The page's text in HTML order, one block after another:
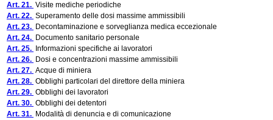
Art. 21. Visite mediche periodiche
Art. 22. Superamento delle dosi massime ammissibili
Art. 23. Decontaminazione e sorveglianza medica eccezionale
Art. 24. Documento sanitario personale
Art. 25.
Informazioni specifiche ai lavoratori
Art. 26. Dosi e concentrazioni massime ammissibili
Art. 27. Acque di miniera
Art. 28. Obblighi particolari del direttore della miniera
Art. 29. Obblighi dei lavoratori
Art. 30. Obblighi dei detentori
Art. 31. Modalità di denuncia e di comunicazione